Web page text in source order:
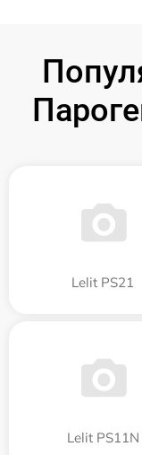
Lelit PS21
Lelit PS11N